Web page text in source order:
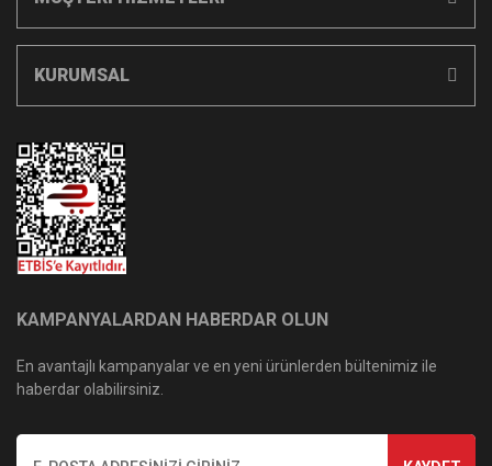
KURUMSAL
KAMPANYALARDAN HABERDAR OLUN
En avantajlı kampanyalar ve en yeni ürünlerden bültenimiz ile
haberdar olabilirsiniz.